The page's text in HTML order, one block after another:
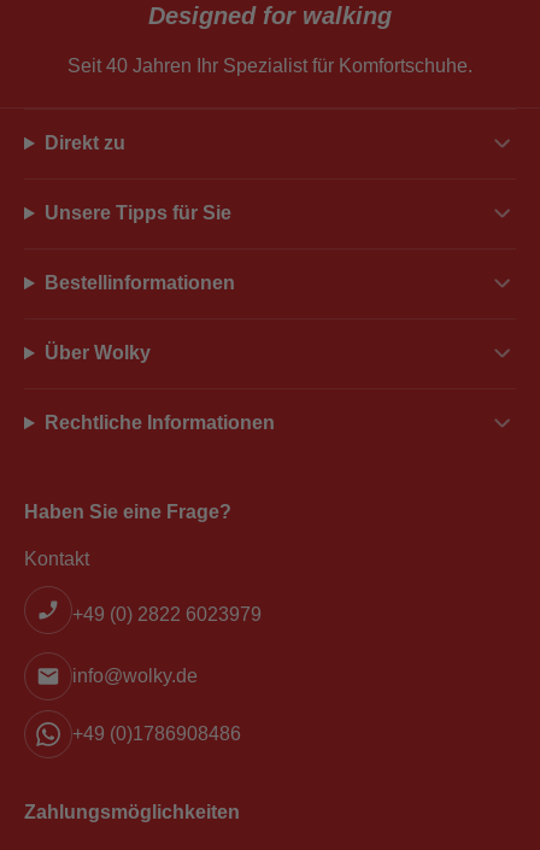
Designed for walking
Seit 40 Jahren Ihr Spezialist für Komfortschuhe.
Direkt zu
Unsere Tipps für Sie
Bestellinformationen
Über Wolky
Rechtliche Informationen
Haben Sie eine Frage?
Kontakt
+49 (0) 2822 6023979
info@wolky.de
+49 (0)1786908486
Zahlungsmöglichkeiten